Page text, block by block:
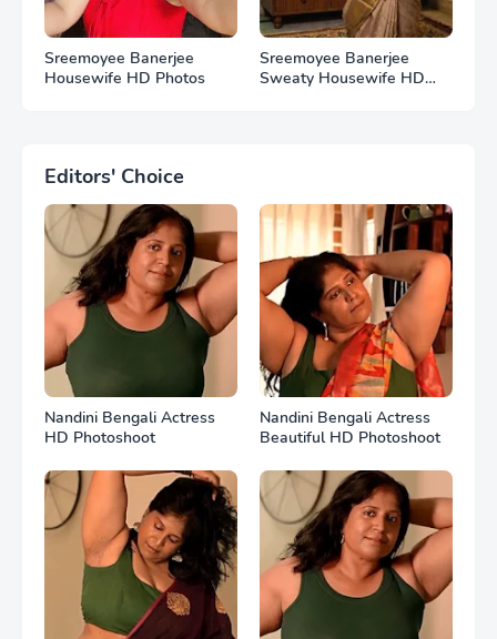
Sreemoyee Banerjee
Housewife HD Photos
Sreemoyee Banerjee
Sweaty Housewife HD
Editors' Choice
Nandini Bengali Actress
HD Photoshoot
Nandini Bengali Actress
Beautiful HD Photoshoot